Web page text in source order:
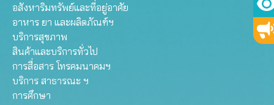
อสังหาริมทรัพย์และที่อยู่อาศัย
อาหาร ยา และผลิตภัณฑ์ฯ
บริการสุขภาพ
สินค้าและบริการทั่วไป
การสื่อสาร โทรคมนาคมฯ
บริการ สาธารณะ ฯ
การศึกษา